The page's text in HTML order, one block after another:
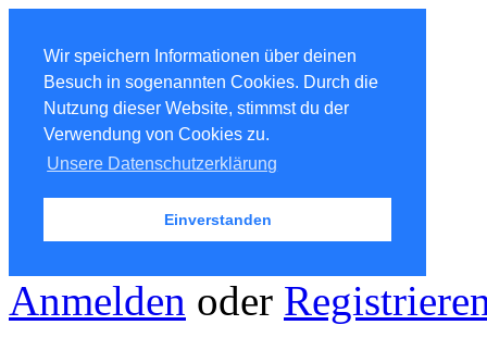
Wir speichern Informationen über deinen
Besuch in sogenannten Cookies. Durch die
Nutzung dieser Website, stimmst du der
Verwendung von Cookies zu.
Unsere Datenschutzerklärung
Einverstanden
Anmelden oder